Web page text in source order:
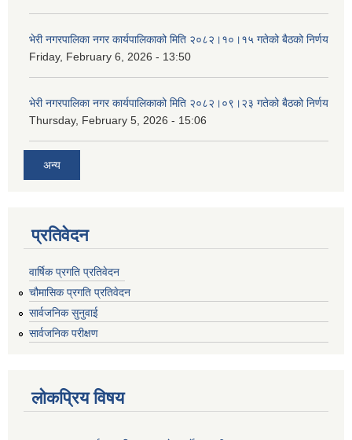
भेरी नगरपालिका नगर कार्यपालिकाको मिति २०८२।१०।१५ गतेको बैठको निर्णय
Friday, February 6, 2026 - 13:50
भेरी नगरपालिका नगर कार्यपालिकाको मिति २०८२।०९।२३ गतेको बैठको निर्णय
Thursday, February 5, 2026 - 15:06
अन्य
प्रतिवेदन
वार्षिक प्रगति प्रतिवेदन
चौमासिक प्रगति प्रतिवेदन
सार्वजनिक सुनुवाई
सार्वजनिक परीक्षण
लोकप्रिय विषय